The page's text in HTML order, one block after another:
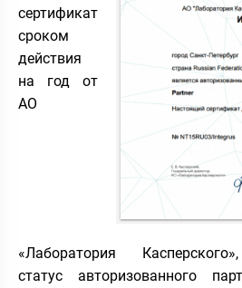
сертификат
сроком
действия
на год от
АО
«Лаборатория
статус авторизованного